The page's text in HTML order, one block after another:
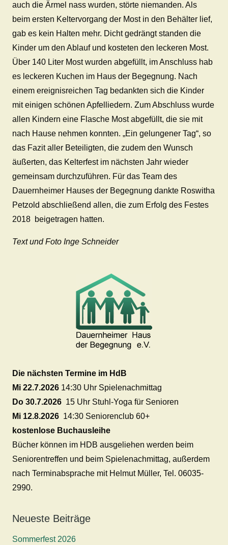
auch die Ärmel nass wurden, störte niemanden. Als
beim ersten Keltervorgang der Most in den Behälter lief,
gab es kein Halten mehr. Dicht gedrängt standen die
Kinder um den Ablauf und kosteten den leckeren Most.
Über 140 Liter Most wurden abgefüllt, im Anschluss hab
es leckeren Kuchen im Haus der Begegnung. Nach
einem ereignisreichen Tag bedankten sich die Kinder
mit einigen schönen Apfelliedern. Zum Abschluss wurde
allen Kindern eine Flasche Most abgefüllt, die sie mit
nach Hause nehmen konnten. „Ein gelungener Tag“, so
das Fazit aller Beteiligten, die zudem den Wunsch
äußerten, das Kelterfest im nächsten Jahr wieder
gemeinsam durchzuführen. Für das Team des
Dauernheimer Hauses der Begegnung dankte Roswitha
Petzold abschließend allen, die zum Erfolg des Festes
2018 beigetragen hatten.
Text und Foto Inge Schneider
Die nächsten Termine im HdB
Mi 22.7.2026 14:30 Uhr Spielenachmittag
Do 30.7.2026 15 Uhr Stuhl-Yoga für Senioren
Mi 12.8.2026 14:30 Seniorenclub 60+
kostenlose Buchausleihe
Bücher können im HDB ausgeliehen werden beim
Seniorentreffen und beim Spielenachmittag, außerdem
nach Terminabsprache mit Helmut Müller, Tel. 06035-
2990.
Neueste Beiträge
Sommerfest 2026